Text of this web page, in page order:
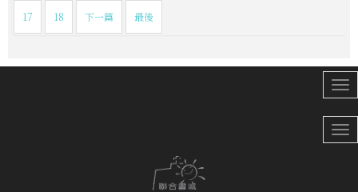
17 18 下一篇 最後